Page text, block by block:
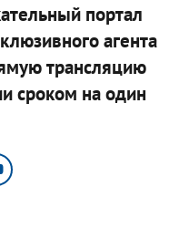
портал
агента
трансляцию
сроком на один